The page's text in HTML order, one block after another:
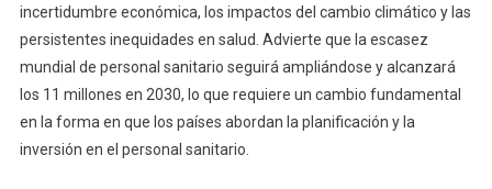
incertidumbre económica, los impactos del cambio climático y las
persistentes inequidades en salud. Advierte que la escasez
mundial de personal sanitario seguirá ampliándose y alcanzará
los 11 millones en 2030, lo que requiere un cambio fundamental
en la forma en que los países abordan la planificación y la
inversión en el personal sanitario.